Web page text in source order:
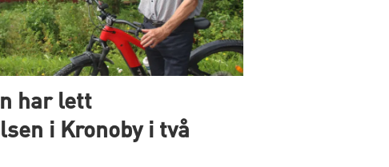
har lett
i Kronoby i två